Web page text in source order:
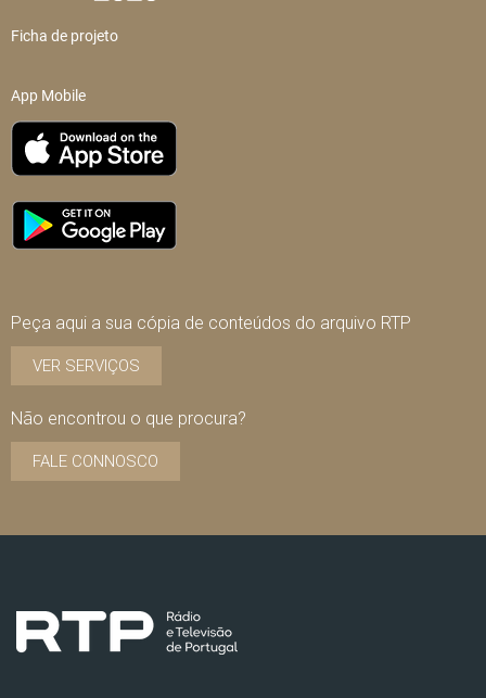
Ficha de projeto
App Mobile
Peça aqui a sua cópia de conteúdos do arquivo RTP
VER SERVIÇOS
Não encontrou o que procura?
FALE CONNOSCO